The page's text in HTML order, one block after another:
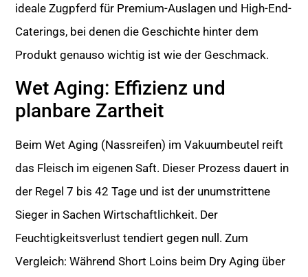
ideale Zugpferd für Premium-Auslagen und High-End-
Caterings, bei denen die Geschichte hinter dem
Produkt genauso wichtig ist wie der Geschmack.
Wet Aging: Effizienz und
planbare Zartheit
Beim Wet Aging (Nassreifen) im Vakuumbeutel reift
das Fleisch im eigenen Saft. Dieser Prozess dauert in
der Regel 7 bis 42 Tage und ist der unumstrittene
Sieger in Sachen Wirtschaftlichkeit. Der
Feuchtigkeitsverlust tendiert gegen null. Zum
Vergleich: Während Short Loins beim Dry Aging über